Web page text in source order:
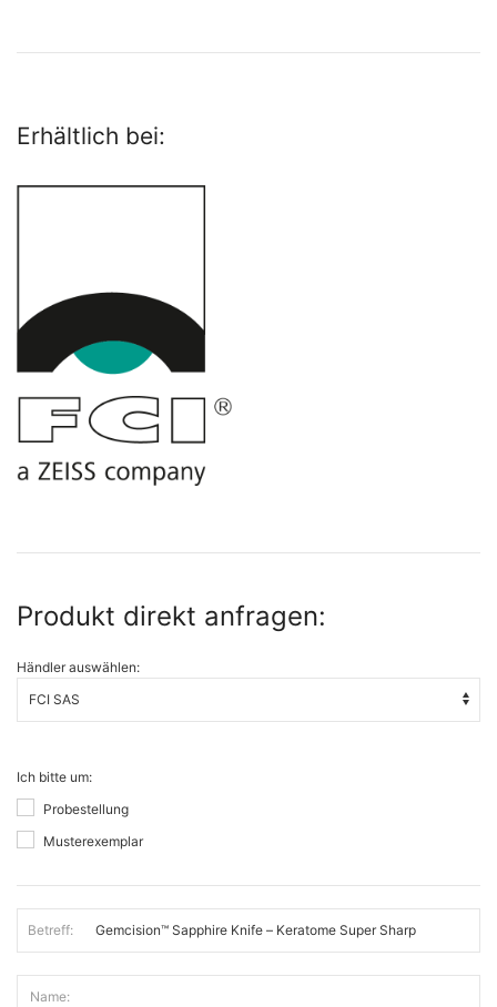
Erhältlich bei:
Produkt direkt anfragen:
Händler auswählen:
Ich bitte um:
Probestellung
Musterexemplar
Betreff:
Name: